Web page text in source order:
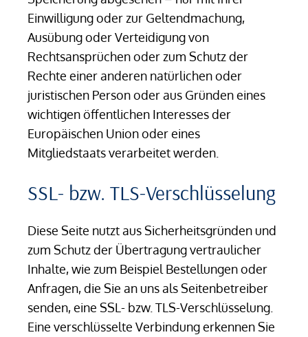
Einwilligung oder zur Geltendmachung,
Ausübung oder Verteidigung von
Rechtsansprüchen oder zum Schutz der
Rechte einer anderen natürlichen oder
juristischen Person oder aus Gründen eines
wichtigen öffentlichen Interesses der
Europäischen Union oder eines
Mitgliedstaats verarbeitet werden.
SSL- bzw. TLS-Verschlüsselung
Diese Seite nutzt aus Sicherheitsgründen und
zum Schutz der Übertragung vertraulicher
Inhalte, wie zum Beispiel Bestellungen oder
Anfragen, die Sie an uns als Seitenbetreiber
senden, eine SSL- bzw. TLS-Verschlüsselung.
Eine verschlüsselte Verbindung erkennen Sie